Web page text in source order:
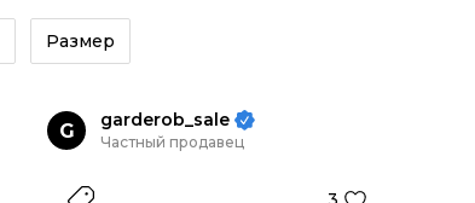
Размер
G garderob_sale
Частный продавец